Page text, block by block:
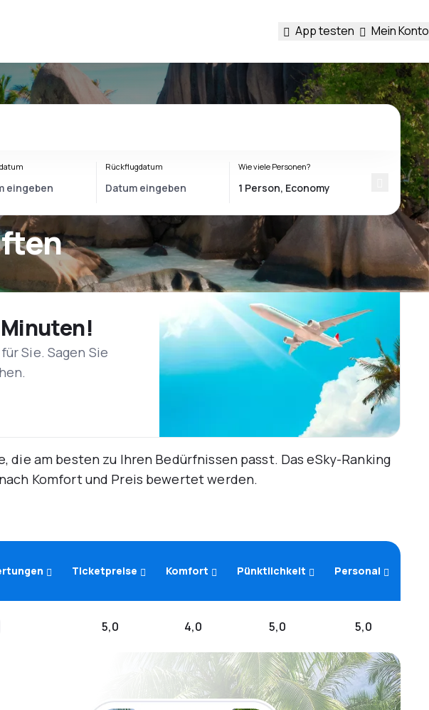
App testen Mein Konto
Rückflugdatum Wie viele Personen?
Sie. Sagen Sie
am besten zu Ihren Bedürfnissen passt. Das eSky-Ranking
Komfort und Preis bewertet werden.
Ticketpreise Komfort Pünktlichkeit Personal
5,0 4,0 5,0 5,0